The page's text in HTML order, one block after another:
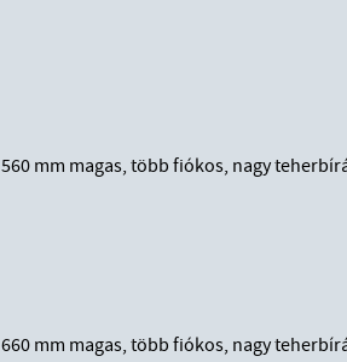
560 mm magas, több fiókos, nagy
660 mm magas, több fiókos, nagy